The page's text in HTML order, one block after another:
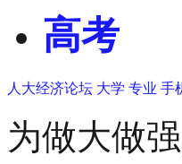
高考
人大经济论坛 大学 专业 手
为做大做